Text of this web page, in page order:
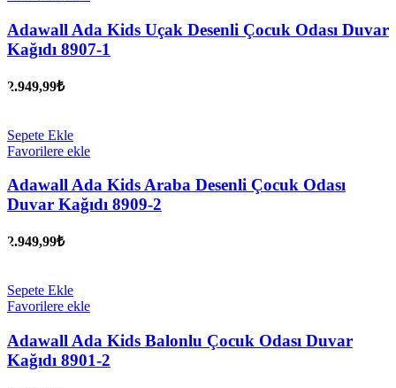
Adawall Ada Kids Uçak Desenli Çocuk Odası Duvar
Kağıdı 8907-1
2.949,99₺
Sepete Ekle
Favorilere ekle
Adawall Ada Kids Araba Desenli Çocuk Odası
Duvar Kağıdı 8909-2
2.949,99₺
Sepete Ekle
Favorilere ekle
Adawall Ada Kids Balonlu Çocuk Odası Duvar
Kağıdı 8901-2